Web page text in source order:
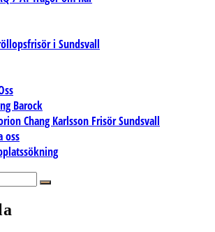
i Sundsvall
Barock
Chang Karlsson Frisör Sundsvall
oss